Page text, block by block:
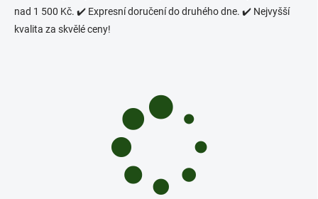
nad 1 500 Kč. ✔️ Expresní doručení do druhého dne. ✔️ Nejvyšší
kvalita za skvělé ceny!